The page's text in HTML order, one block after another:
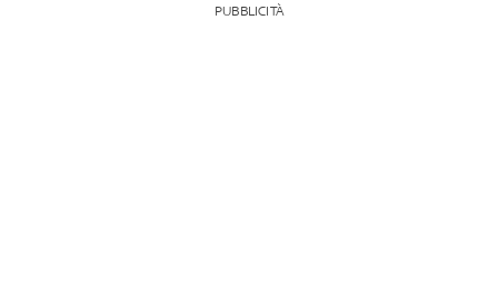
PUBBLICITÀ